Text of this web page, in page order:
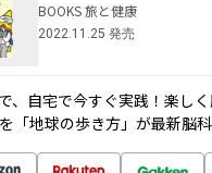
BOOKS 旅と健康
2022.11.25 発売
、自宅で今すぐ実践！楽し
「地球の歩き方」が最新脳